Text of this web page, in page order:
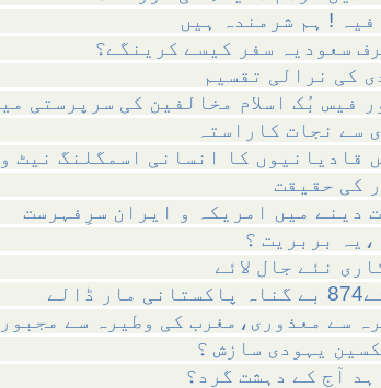
سعودیہ سفر کیسے کرینگے؟
سے نجات کاراستہ
قادیانیوں کا انسانی اسمگلنگ نیٹ
کی حقیقت
دینے میں امریکہ و ایران سرِفہرست
،یہ بربریت ؟
سے معذوری،مغرب کی وطیرہ سے
یہودی سازش ؟
آج کے دہشت گرد؟